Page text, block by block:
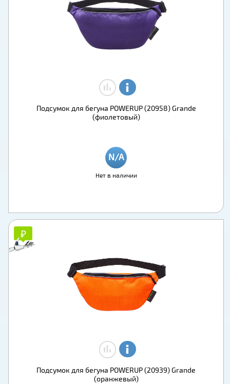
Подсумок для бегуна POWERUP (20958) Grande
(фиолетовый)
Нет в наличии
₽
₽
Подсумок для бегуна POWERUP (20939) Grande
(оранжевый)